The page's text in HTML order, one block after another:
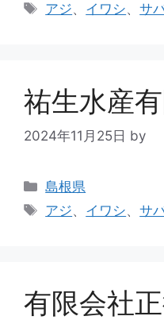
アジ、 イワシ、サ
祐生水産
2024年11月25日 by
島根県
アジ、 イワシ、サ
有限会社